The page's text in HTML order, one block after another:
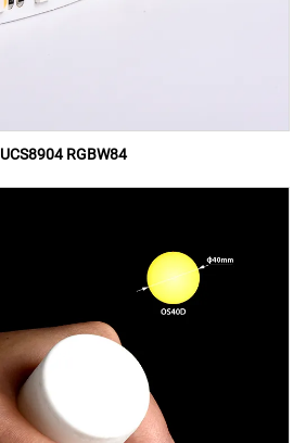
UCS8904 RGBW84